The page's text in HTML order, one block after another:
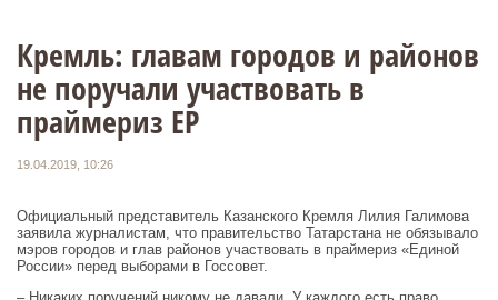
Кремль: главам городов и районов
не поручали участвовать в
праймериз ЕР
19.04.2019, 10:26
Официальный представитель Казанского Кремля Лилия Галимова
заявила журналистам, что правительство Татарстана не обязывало
мэров городов и глав районов участвовать в праймериз «Единой
России» перед выборами в Госсовет.